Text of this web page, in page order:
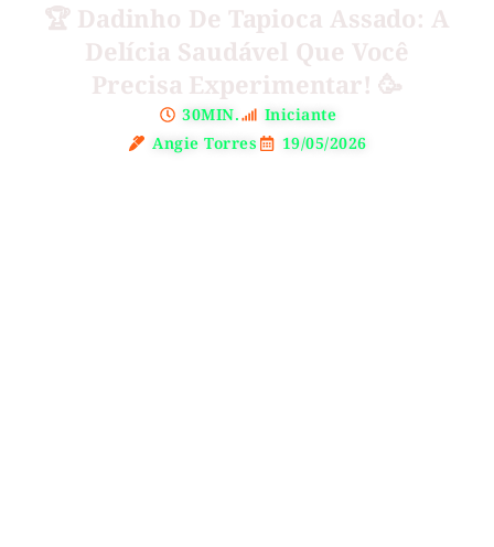
🏆 Dadinho De Tapioca Assado: A
Delícia Saudável Que Você
Precisa Experimentar! 🥳
30MIN.
Iniciante
Angie Torres
19/05/2026